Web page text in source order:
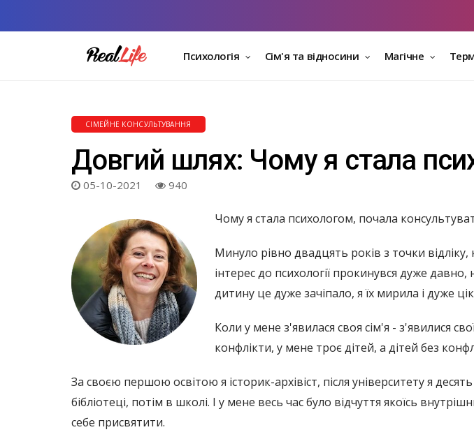
Психологія Сім'я та відносини Магічне
СІМЕЙНЕ КОНСУЛЬТУВАННЯ
Довгий шлях: Чому я стала
05-10-2021 940
Чому я стала психологом, почала
Минуло рівно двадцять років з точки
інтерес до психології прокинувся дуже
дитину це дуже зачіпало, я їх мирила і дуже
Коли у мене з'явилася своя сім'я - з'явилися
конфлікти, у мене троє дітей, а дітей без
За своєю першою освітою я історик-архівіст, після університету я
бібліотеці, потім в школі. І у мене весь час було відчуття якоїсь
себе присвятити.